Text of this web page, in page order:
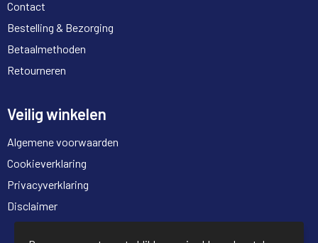
Contact
Bestelling & Bezorging
Betaalmethoden
Retourneren
Veilig winkelen
Algemene voorwaarden
Cookieverklaring
Privacyverklaring
Disclaimer